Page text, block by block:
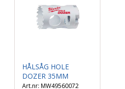
HÅLSÅG HOLE
DOZER 35MM
MW49560072